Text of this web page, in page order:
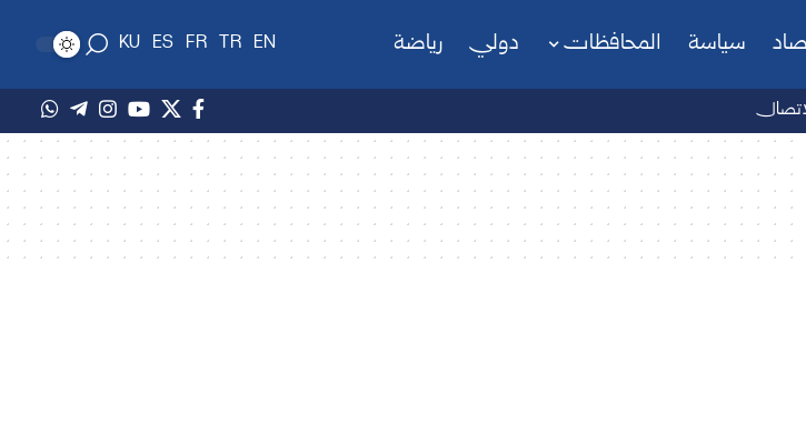
سياسة المحافظات دولي رياضة EN
TR
FR
ES
KU